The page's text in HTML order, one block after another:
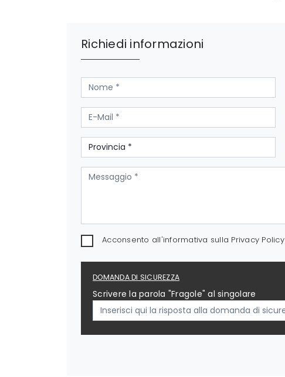
Richiedi informazioni
Acconsento all'informativa sulla Privacy Policy
DOMANDA DI SICUREZZA
Scrivere la parola "Fragole" al singolare